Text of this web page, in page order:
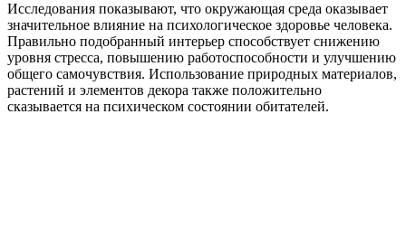
Исследования показывают, что окружающая среда оказывает
значительное влияние на психологическое здоровье человека.
Правильно подобранный интерьер способствует снижению
уровня стресса, повышению работоспособности и улучшению
общего самочувствия. Использование природных материалов,
растений и элементов декора также положительно
сказывается на психическом состоянии обитателей.